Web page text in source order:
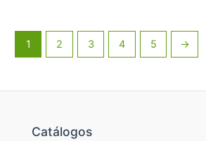
1 2 3 4 5 →
Catálogos